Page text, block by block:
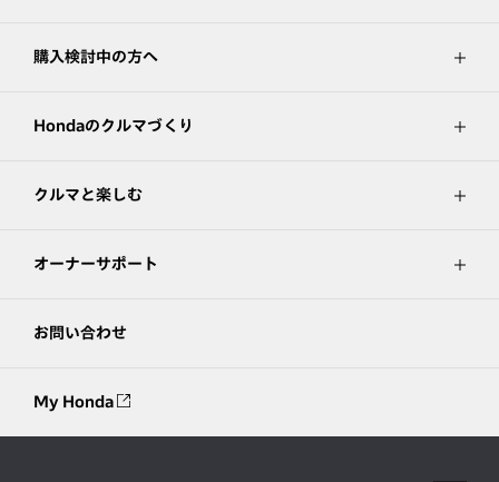
購入検討中の方へ
Hondaのクルマづくり
クルマと楽しむ
オーナーサポート
お問い合わせ
My Honda